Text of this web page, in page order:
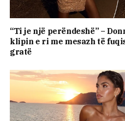
“Ti je një perëndeshë” –
klipin e ri me mesazh të
gratë